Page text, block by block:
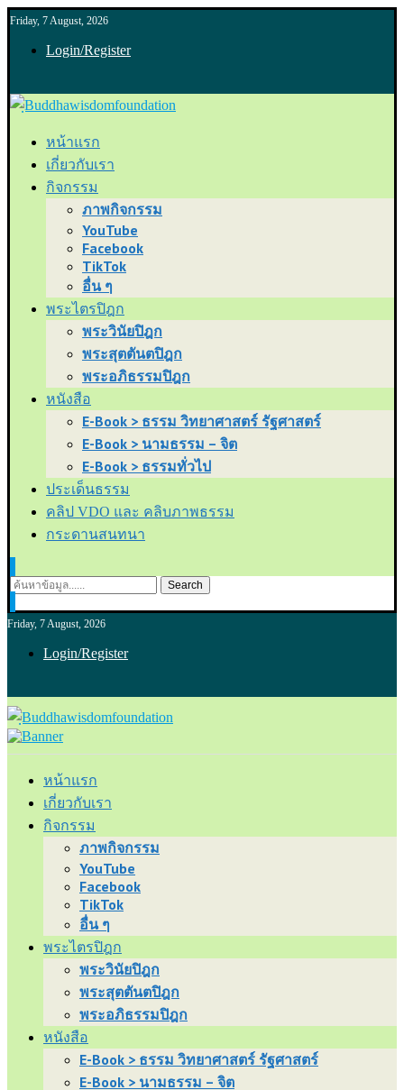
Friday, 7 August, 2026
Login/Register
หน้าแรก
เกี่ยวกับเรา
กิจกรรม
ภาพกิจกรรม
YouTube
Facebook
TikTok
อื่น ๆ
พระไตรปิฎก
พระวินัยปิฎก
พระสุตตันตปิฎก
พระอภิธรรมปิฎก
หนังสือ
E-Book > ธรรม วิทยาศาสตร์ รัฐศาสตร์
E-Book > นามธรรม – จิต
E-Book > ธรรมทั่วไป
ประเด็นธรรม
คลิป VDO และ คลิบภาพธรรม
กระดานสนทนา
Search
Friday, 7 August, 2026
Login/Register
หน้าแรก
เกี่ยวกับเรา
กิจกรรม
ภาพกิจกรรม
YouTube
Facebook
TikTok
อื่น ๆ
พระไตรปิฎก
พระวินัยปิฎก
พระสุตตันตปิฎก
พระอภิธรรมปิฎก
หนังสือ
E-Book > ธรรม วิทยาศาสตร์ รัฐศาสตร์
E-Book > นามธรรม – จิต